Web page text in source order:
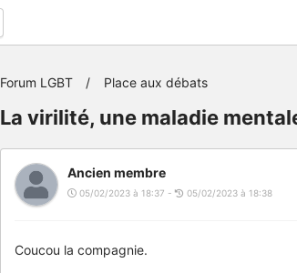
Forum LGBT Place aux débats
La virilité, une maladie
Ancien membre
05/02/2023 à 18:37 - 05/02/2023 à 18:38
Coucou la compagnie.